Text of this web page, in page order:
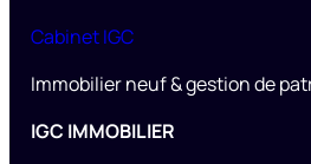
Cabinet IGC
Immobilier neuf & gestion de
IGC IMMOBILIER